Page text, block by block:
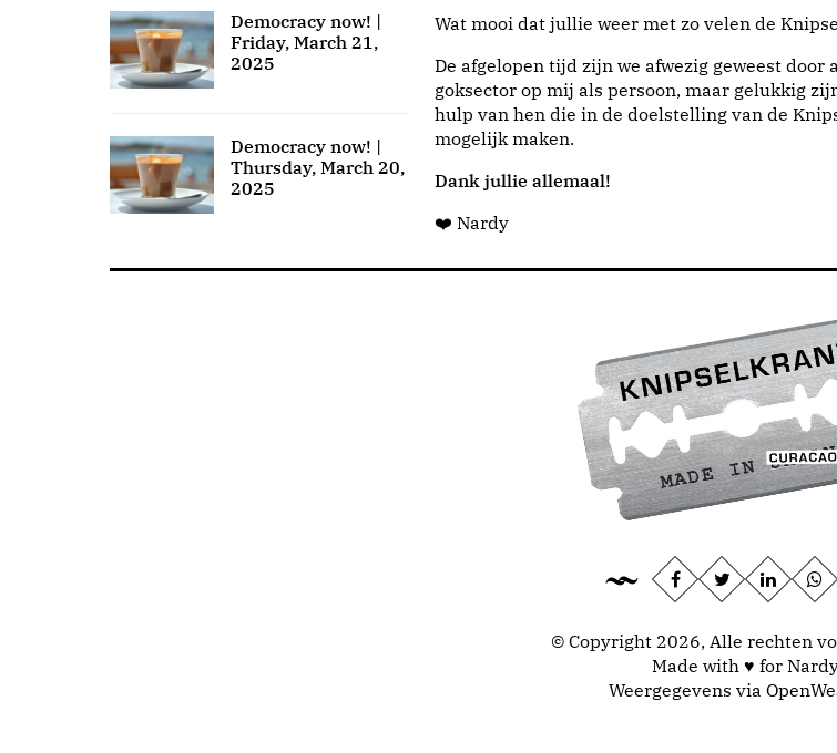
Democracy now! |
Friday, March 21,
2025
Democracy now! |
Thursday, March 20,
2025
Wat mooi dat jullie weer met zo velen de
De afgelopen tijd zijn we afwezig geweest door
goksector op mij als persoon, maar gelukkig
hulp van hen die in de doelstelling van de
mogelijk maken.
Dank jullie allemaal!
❤️ Nardy
© Copyright 2026, Alle rechten
Made with ♥ for
Weergegevens via